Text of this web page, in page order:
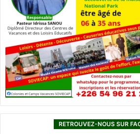
RETROUVEZ-NOUS SUR